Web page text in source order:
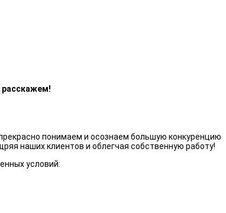
расскажем!
понимаем и осознаем большую конкуренцию
наших клиентов и облегчая собственную работу!
условий: